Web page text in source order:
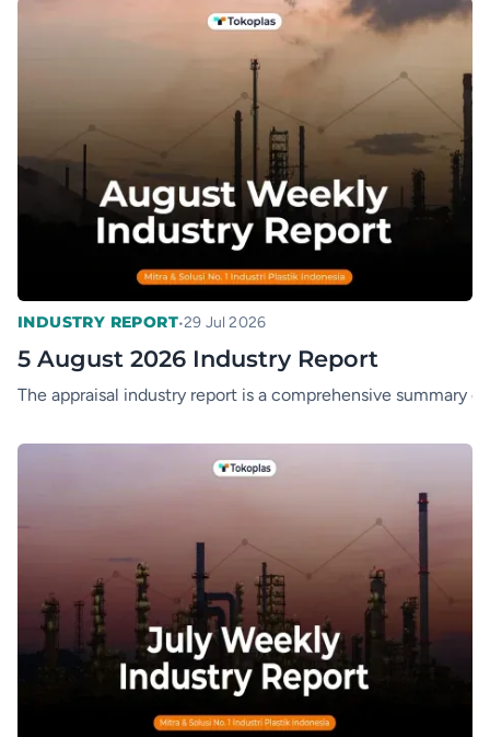
INDUSTRY REPORT•29 Jul 2026
5 August 2026 Industry Report
The appraisal industry report is a comprehensive summary